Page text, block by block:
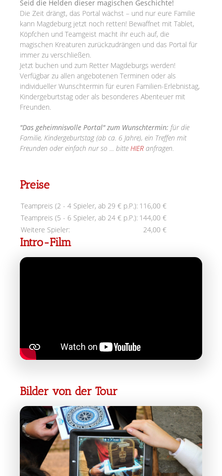
Seid die Helden dieser magischen Geschichte!
Die Zeit drängt, das Portal wächst – und nur eure Familie
kann Magdeburg jetzt noch retten! Bewaffnet mit Tablet,
Köpfchen und Teamgeist macht ihr euch auf, die
magischen Kreaturen zurückzudrängen und das Portal für
immer zu verschließen.
Jetzt buchen und zum Retter Magdeburgs werden!
Verfügbar zu allen angebotenen Terminen oder als
individueller Wunschtermin für euren Familien-Erlebnistag,
Kindergeburtstag oder als besonderes Abenteuer mit
Freunden.
"Das geheimnisvolle Portal" zum Wunschtermin: für die
Familie, Kindergeburtstag (ab ca. 6 Jahre), ein Treffen mit
Freunden oder einfach nur so ... bitte HIER anfragen.
Preise
Teampreis (2 - 4 Spieler, ab 29 € p.P.): 116,00 €
Teampreis (5 - 6 Spieler, ab 24 € p.P.): 144,00 €
Weitere Spieler:
24,00 €
Intro-Film
Bilder von der Tour